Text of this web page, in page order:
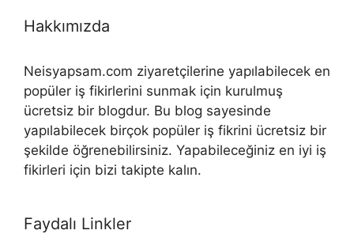
Hakkımızda
Neisyapsam.com ziyaretçilerine yapılabilecek en
popüler iş fikirlerini sunmak için kurulmuş
ücretsiz bir blogdur. Bu blog sayesinde
yapılabilecek birçok popüler iş fikrini ücretsiz bir
şekilde öğrenebilirsiniz. Yapabileceğiniz en iyi iş
fikirleri için bizi takipte kalın.
Faydalı Linkler